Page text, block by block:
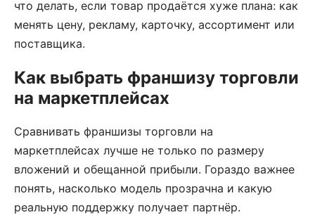
что делать, если товар продаётся хуже плана: как
менять цену, рекламу, карточку, ассортимент или
поставщика.
Как выбрать франшизу торговли
на маркетплейсах
Сравнивать франшизы торговли на
маркетплейсах лучше не только по размеру
вложений и обещанной прибыли. Гораздо важнее
понять, насколько модель прозрачна и какую
реальную поддержку получает партнёр.